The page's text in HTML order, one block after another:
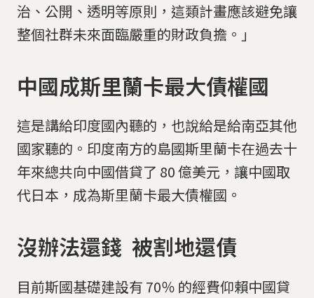
治、公開、透明等原則，這類計畫應該避免讓
整個社群未來面臨嚴重的財政負擔。」
中國成斯里蘭卡最大債權國
這是講給印度國內聽的，也說給是給南亞其他
國家聽的。印度南方的島國斯里蘭卡在過去十
年來總共向中國借貸了 80 億美元，讓中國取
代日本，成為斯里蘭卡最大債權國。
沒辦法還錢 被割地還債
目前斯國基礎建設有 70％ 的經費仰賴中國貸